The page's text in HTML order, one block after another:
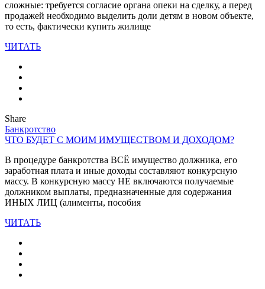
сложные: требуется согласие органа опеки на сделку, а перед
продажей необходимо выделить доли детям в новом объекте,
то есть, фактически купить жилище
ЧИТАТЬ
Share
Банкротство
ЧТО БУДЕТ С МОИМ ИМУЩЕСТВОМ И ДОХОДОМ?
В процедуре банкротства ВСЁ имущество должника, его
заработная плата и иные доходы составляют конкурсную
массу. В конкурсную массу НЕ включаются получаемые
должником выплаты, предназначенные для содержания
ИНЫХ ЛИЦ (алименты, пособия
ЧИТАТЬ